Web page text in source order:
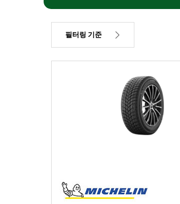
필터링 기준
484001
사계절 (0)